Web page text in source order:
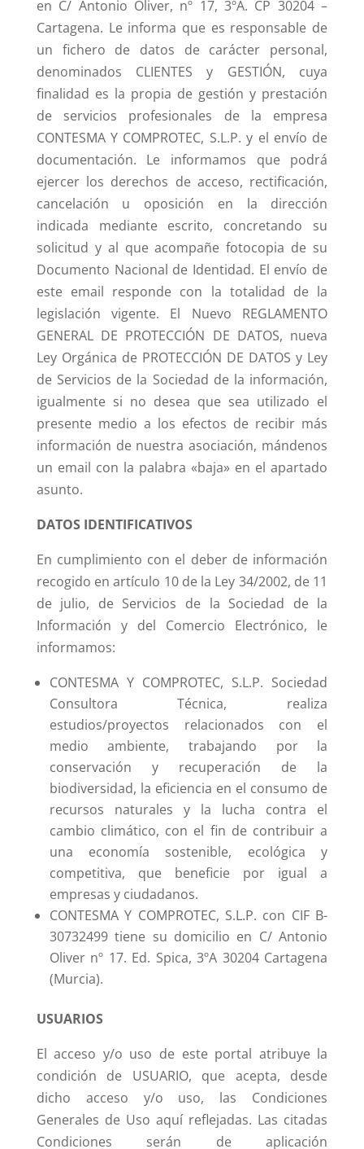
en C/ Antonio Oliver, nº 17, 3ºA. CP 30204 –
Cartagena. Le informa que es responsable de
un fichero de datos de carácter personal,
denominados CLIENTES y GESTIÓN, cuya
finalidad es la propia de gestión y prestación
de servicios profesionales de la empresa
CONTESMA Y COMPROTEC, S.L.P. y el envío de
documentación. Le informamos que podrá
ejercer los derechos de acceso, rectificación,
cancelación u oposición en la dirección
indicada mediante escrito, concretando su
solicitud y al que acompañe fotocopia de su
Documento Nacional de Identidad. El envío de
este email responde con la totalidad de la
legislación vigente. El Nuevo REGLAMENTO
GENERAL DE PROTECCIÓN DE DATOS, nueva
Ley Orgánica de PROTECCIÓN DE DATOS y Ley
de Servicios de la Sociedad de la información,
igualmente si no desea que sea utilizado el
presente medio a los efectos de recibir más
información de nuestra asociación, mándenos
un email con la palabra «baja» en el apartado
asunto.
DATOS IDENTIFICATIVOS
En cumplimiento con el deber de información
recogido en artículo 10 de la Ley 34/2002, de 11
de julio, de Servicios de la Sociedad de la
Información y del Comercio Electrónico, le
informamos:
CONTESMA Y COMPROTEC, S.L.P. Sociedad
Consultora Técnica, realiza
estudios/proyectos relacionados con el
medio ambiente, trabajando por la
conservación y recuperación de la
biodiversidad, la eficiencia en el consumo de
recursos naturales y la lucha contra el
cambio climático, con el fin de contribuir a
una economía sostenible, ecológica y
competitiva, que beneficie por igual a
empresas y ciudadanos.
CONTESMA Y COMPROTEC, S.L.P. con CIF B-
30732499 tiene su domicilio en C/ Antonio
Oliver nº 17. Ed. Spica, 3ºA 30204 Cartagena
(Murcia).
USUARIOS
El acceso y/o uso de este portal atribuye la
condición de USUARIO, que acepta, desde
dicho acceso y/o uso, las Condiciones
Generales de Uso aquí reflejadas. Las citadas
Condiciones serán de aplicación